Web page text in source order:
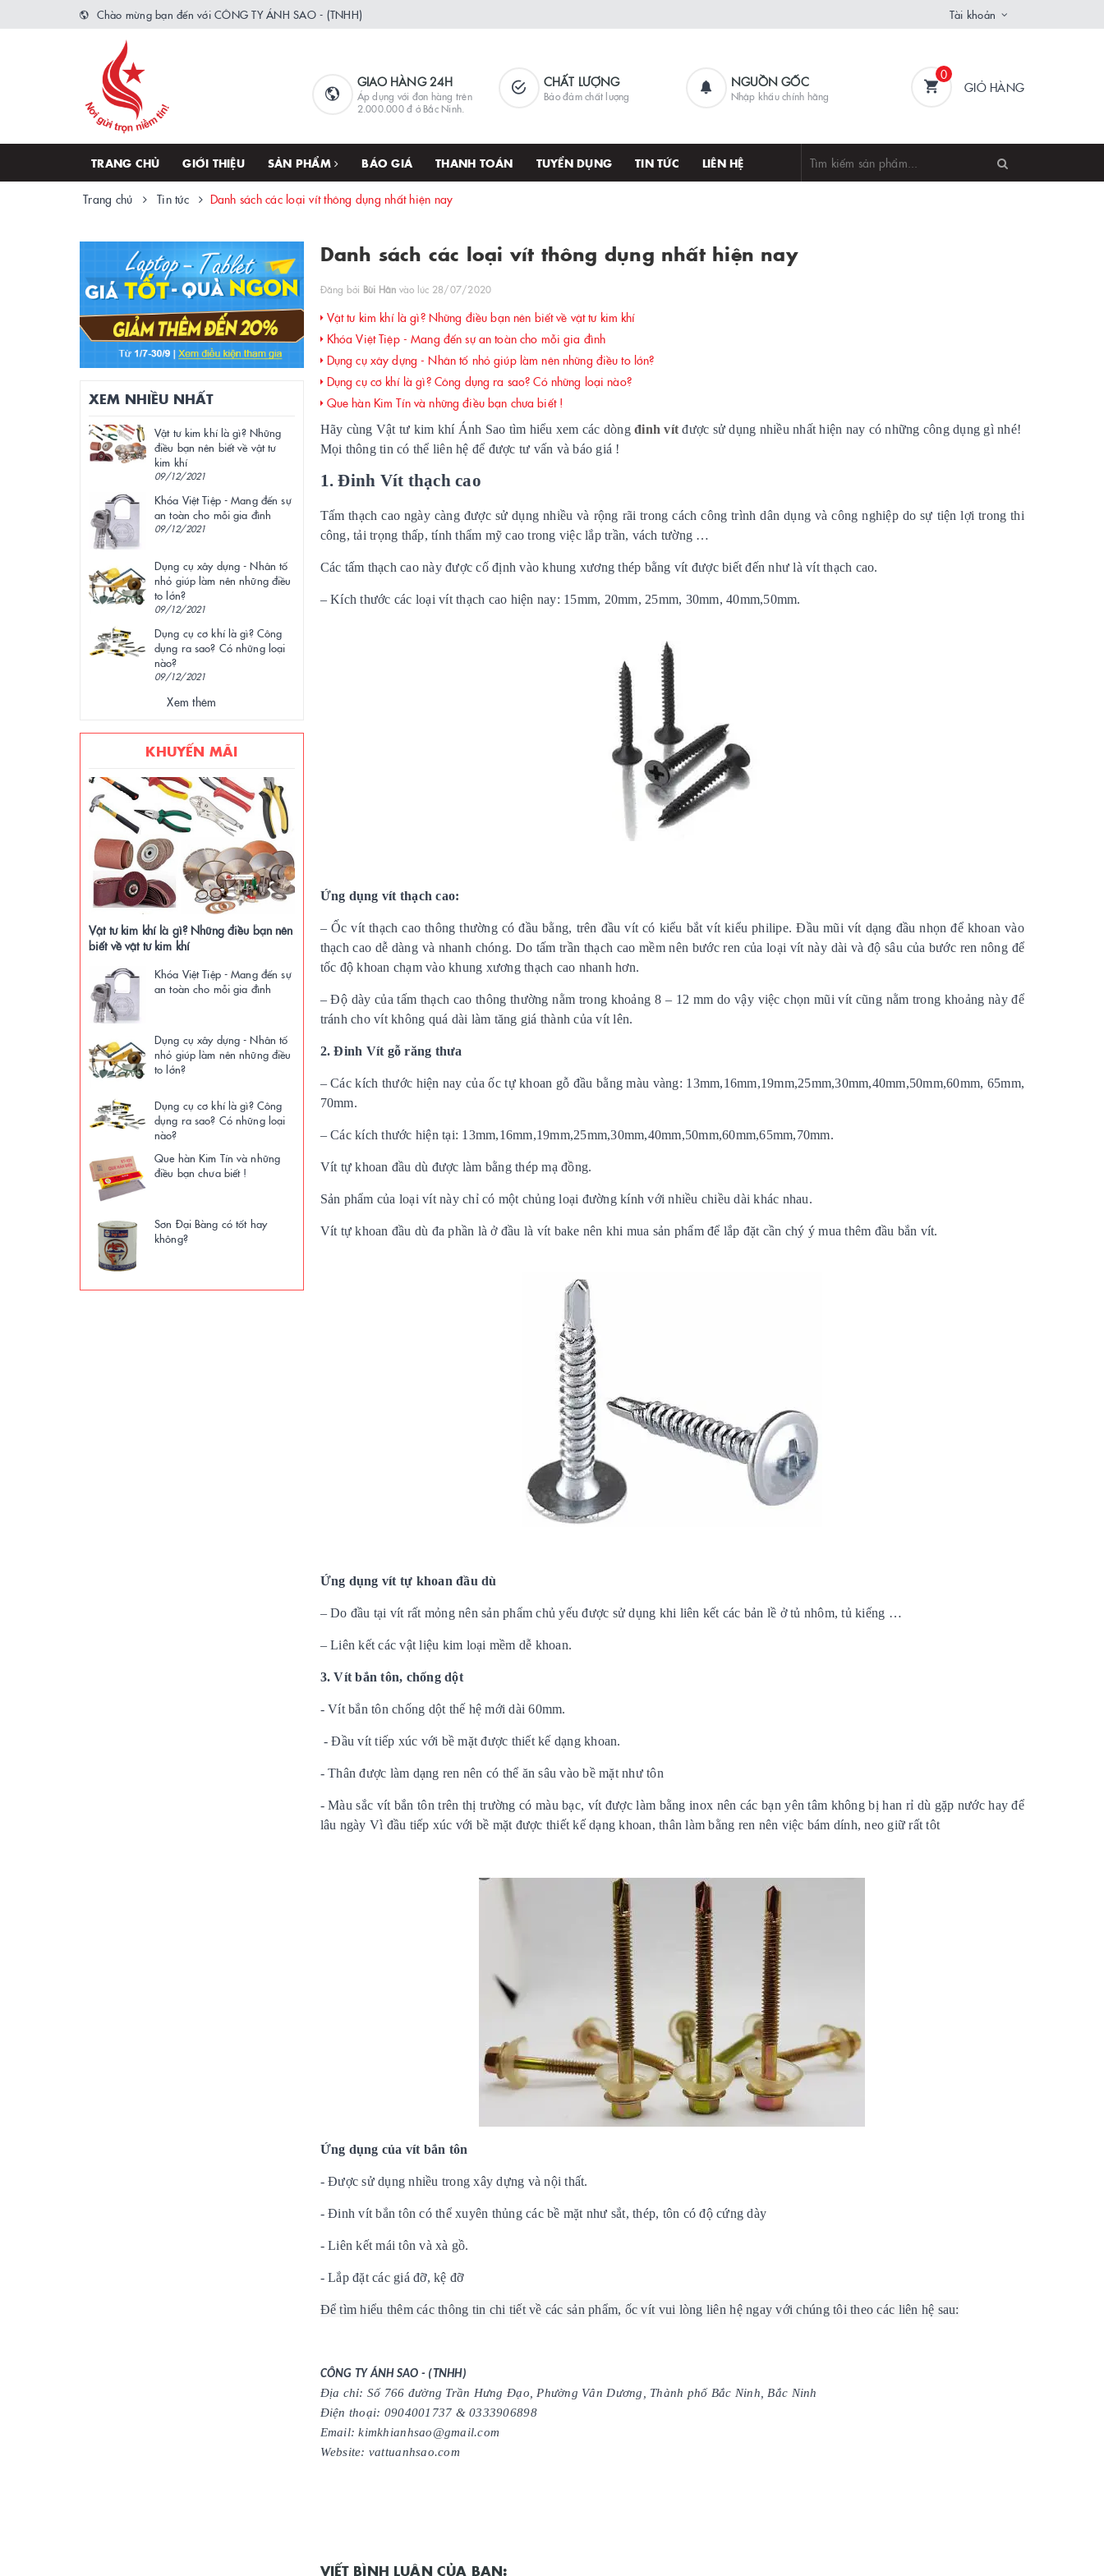
Chào mừng bạn đến với CÔNG TY ÁNH SAO - (TNHH) Tài khoản
GIAO HÀNG 24H
Áp dụng với đơn hàng trên
2.000.000 đ ở Bắc Ninh.
CHẤT LƯỢNG
Bảo đảm chất lượng
NGUỒN GỐC
Nhập khẩu chính hãng
0
GIỎ HÀNG
TRANG CHỦ GIỚI THIỆU SẢN PHẨM BÁO GIÁ THANH TOÁN TUYỂN DỤNG TIN TỨC LIÊN HỆ
Trang chủ Tin tức Danh sách các loại vít thông dụng nhất hiện nay
Danh sách các loại vít thông dụng nhất hiện nay
Đăng bởi Bùi Hân vào lúc 28/07/2020
Vật tư kim khí là gì? Những điều bạn nên biết về vật tư kim khí
Khóa Việt Tiệp - Mang đến sự an toàn cho mỗi gia đình
Dụng cụ xây dựng - Nhân tố nhỏ giúp làm nên những điều to lớn?
Dụng cụ cơ khí là gì? Công dụng ra sao? Có những loại nào?
Que hàn Kim Tín và những điều bạn chưa biết !
Hãy cùng Vật tư kim khí Ánh Sao tìm hiểu xem các dòng đinh vít được sử dụng nhiều nhất hiện nay có những công dụng gì nhé!
Mọi thông tin có thể liên hệ để được tư vấn và báo giá !
1. Đinh Vít thạch cao
Tấm thạch cao ngày càng được sử dụng nhiều và rộng rãi trong cách công trình dân dụng và công nghiệp do sự tiện lợi trong thi
công, tải trọng thấp, tính thẩm mỹ cao trong việc lắp trần, vách tường …
Các tấm thạch cao này được cố định vào khung xương thép bằng vít được biết đến như là vít thạch cao.
– Kích thước các loại vít thạch cao hiện nay: 15mm, 20mm, 25mm, 30mm, 40mm,50mm.
Ứng dụng vít thạch cao:
– Ốc vít thạch cao thông thường có đầu bằng, trên đầu vít có kiểu bắt vít kiểu philipe. Đầu mũi vít dạng đầu nhọn để khoan vào
thạch cao dễ dàng và nhanh chóng. Do tấm trần thạch cao mềm nên bước ren của loại vít này dài và độ sâu của bước ren nông để
tốc độ khoan chạm vào khung xương thạch cao nhanh hơn.
– Độ dày của tấm thạch cao thông thường nằm trong khoảng 8 – 12 mm do vậy việc chọn mũi vít cũng nằm trong khoảng này để
tránh cho vít không quá dài làm tăng giá thành của vít lên.
2. Đinh Vít gỗ răng thưa
– Các kích thước hiện nay của ốc tự khoan gỗ đầu bằng màu vàng: 13mm,16mm,19mm,25mm,30mm,40mm,50mm,60mm, 65mm,
70mm.
– Các kích thước hiện tại: 13mm,16mm,19mm,25mm,30mm,40mm,50mm,60mm,65mm,70mm.
Vít tự khoan đầu dù được làm bằng thép mạ đồng.
Sản phẩm của loại vít này chỉ có một chủng loại đường kính với nhiều chiều dài khác nhau.
Vít tự khoan đầu dù đa phần là ở đầu là vít bake nên khi mua sản phẩm để lắp đặt cần chý ý mua thêm đầu bắn vít.
Ứng dụng vít tự khoan đầu dù
– Do đầu tại vít rất mỏng nên sản phẩm chủ yếu được sử dụng khi liên kết các bản lề ở tủ nhôm, tủ kiếng …
– Liên kết các vật liệu kim loại mềm dễ khoan.
3. Vít bắn tôn, chống dột
- Vít bắn tôn chống dột thế hệ mới dài 60mm.
- Đầu vít tiếp xúc với bề mặt được thiết kế dạng khoan.
- Thân được làm dạng ren nên có thể ăn sâu vào bề mặt như tôn
- Màu sắc vít bắn tôn trên thị trường có màu bạc, vít được làm bằng inox nên các bạn yên tâm không bị han rỉ dù gặp nước hay để
lâu ngày Vì đầu tiếp xúc với bề mặt được thiết kế dạng khoan, thân làm bằng ren nên việc bám dính, neo giữ rất tôt
Ứng dụng của vít bắn tôn
- Được sử dụng nhiều trong xây dựng và nội thất.
- Đinh vít bắn tôn có thể xuyên thủng các bề mặt như sắt, thép, tôn có độ cứng dày
- Liên kết mái tôn và xà gồ.
- Lắp đặt các giá đỡ, kệ đỡ
Để tìm hiểu thêm các thông tin chi tiết về các sản phẩm, ốc vít vui lòng liên hệ ngay với chúng tôi theo các liên hệ sau:
CÔNG TY ÁNH SAO - (TNHH)
Địa chỉ: Số 766 đường Trần Hưng Đạo, Phường Vân Dương, Thành phố Bắc Ninh, Bắc Ninh
Điện thoại: 0904001737 & 0333906898
Email: kimkhianhsao@gmail.com
Website: vattuanhsao.com
VIẾT BÌNH LUẬN CỦA BẠN:
XEM NHIỀU NHẤT
Vật tư kim khí là gì? Những
điều bạn nên biết về vật tư
kim khí
09/12/2021
Khóa Việt Tiệp - Mang đến sự
an toàn cho mỗi gia đình
09/12/2021
Dụng cụ xây dựng - Nhân tố
nhỏ giúp làm nên những điều
to lớn?
09/12/2021
Dụng cụ cơ khí là gì? Công
dụng ra sao? Có những loại
nào?
09/12/2021
Xem thêm
KHUYẾN MÃI
Vật tư kim khí là gì? Những điều bạn nên
biết về vật tư kim khí
Khóa Việt Tiệp - Mang đến sự
an toàn cho mỗi gia đình
Dụng cụ xây dựng - Nhân tố
nhỏ giúp làm nên những điều
to lớn?
Dụng cụ cơ khí là gì? Công
dụng ra sao? Có những loại
nào?
Que hàn Kim Tín và những
điều bạn chưa biết !
Sơn Đại Bàng có tốt hay
không?